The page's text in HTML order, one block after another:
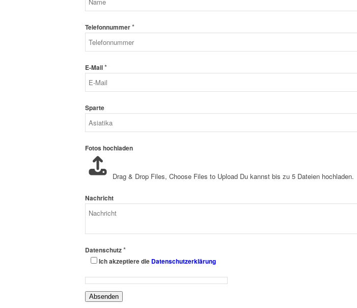
Telefonnummer*
E-Mail*
Sparte
Fotos hochladen
Drag & Drop Files, Choose Files to Upload Du kannst bis zu 5 Dateien hochladen.
Nachricht
Datenschutz*
Ich akzeptiere die Datenschutzerklärung
Absenden